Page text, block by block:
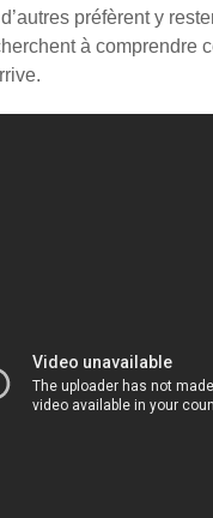
préfèrent y
à comprendre